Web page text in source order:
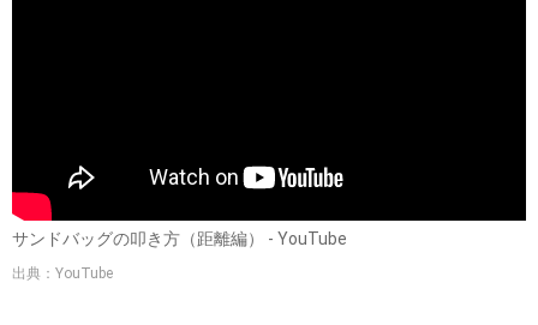
サンドバッグの叩き方（距離編） - YouTube
出典：YouTube